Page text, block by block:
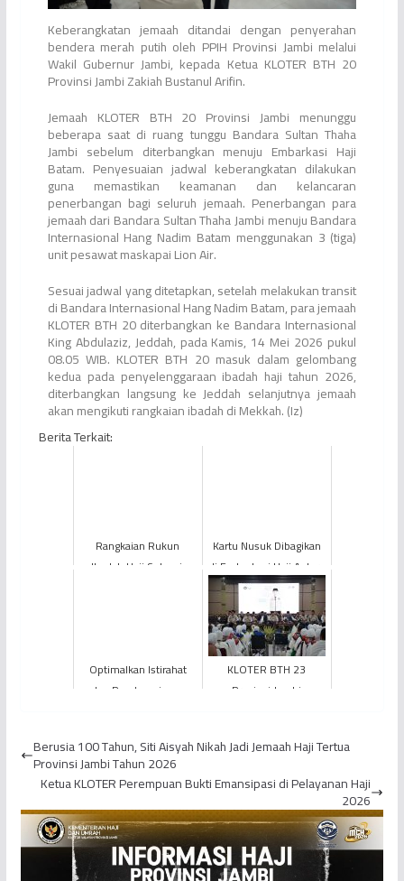
Keberangkatan jemaah ditandai dengan penyerahan
bendera merah putih oleh PPIH Provinsi Jambi melalui
Wakil Gubernur Jambi, kepada Ketua KLOTER BTH 20
Provinsi Jambi Zakiah Bustanul Arifin.
Jemaah KLOTER BTH 20 Provinsi Jambi menunggu
beberapa saat di ruang tunggu Bandara Sultan Thaha
Jambi sebelum diterbangkan menuju Embarkasi Haji
Batam. Penyesuaian jadwal keberangkatan dilakukan
guna memastikan keamanan dan kelancaran
penerbangan bagi seluruh jemaah. Penerbangan para
jemaah dari Bandara Sultan Thaha Jambi menuju Bandara
Internasional Hang Nadim Batam menggunakan 3 (tiga)
unit pesawat maskapai Lion Air.
Sesuai jadwal yang ditetapkan, setelah melakukan transit
di Bandara Internasional Hang Nadim Batam, para jemaah
KLOTER BTH 20 diterbangkan ke Bandara Internasional
King Abdulaziz, Jeddah, pada Kamis, 14 Mei 2026 pukul
08.05 WIB. KLOTER BTH 20 masuk dalam gelombang
kedua pada penyelenggaraan ibadah haji tahun 2026,
diterbangkan langsung ke Jeddah selanjutnya jemaah
akan mengikuti rangkaian ibadah di Mekkah. (Iz)
Berita Terkait:
Rangkaian Rukun
Ibadah Haji Selesai,
Kartu Nusuk Dibagikan
di Embarkasi Haji Antara
Provinsi Jambi, Tiba di
Tanah Suci Jem...
Optimalkan Istirahat
dan Pendampingan
Provins...
KLOTER BTH 23
Provinsi Jambi
Diingatkan Segera B...
Berusia 100 Tahun, Siti Aisyah Nikah Jadi Jemaah Haji Tertua
Provinsi Jambi Tahun 2026
Ketua KLOTER Perempuan Bukti Emansipasi di Pelayanan Haji
2026